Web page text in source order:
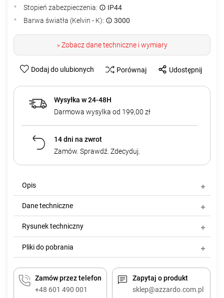
Stopień zabezpieczenia:
IP44
Barwa światła (Kelvin - K):
3000
>Zobacz dane techniczne i wymiary
Dodaj do ulubionych Porównaj Udostępnij
Wysyłka w 24-48H
Darmowa wysylka od 199,00 zł
14 dni na zwrot
Zamów. Sprawdź. Zdecyduj.
Opis
Dane techniczne
Rysunek techniczny
Pliki do pobrania
Zamów przez telefon
+48 601 490 001
Zapytaj o produkt
sklep@azzardo.com.pl